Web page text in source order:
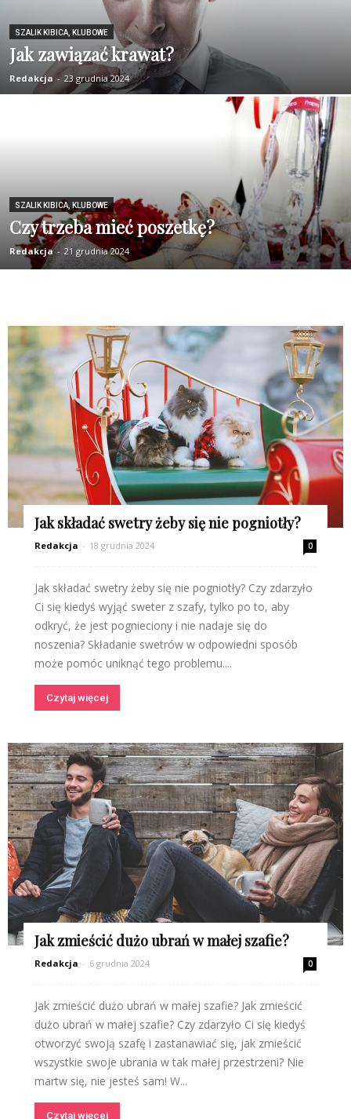
SZALIK KIBICA, KLUBOWE
Jak zawiązać krawat?
Redakcja - 23 grudnia 2024
SZALIK KIBICA, KLUBOWE
Czy trzeba mieć poszetkę?
Redakcja - 21 grudnia 2024
Jak składać swetry żeby się nie pogniotły?
Redakcja - 18 grudnia 2024 0
Jak składać swetry żeby się nie pogniotły? Czy zdarzyło
Ci się kiedyś wyjąć sweter z szafy, tylko po to, aby
odkryć, że jest pognieciony i nie nadaje się do
noszenia? Składanie swetrów w odpowiedni sposób
może pomóc uniknąć tego problemu....
Czytaj więcej
Jak zmieścić dużo ubrań w małej szafie?
Redakcja - 6 grudnia 2024 0
Jak zmieścić dużo ubrań w małej szafie? Jak zmieścić
dużo ubrań w małej szafie? Czy zdarzyło Ci się kiedyś
otworzyć swoją szafę i zastanawiać się, jak zmieścić
wszystkie swoje ubrania w tak małej przestrzeni? Nie
martw się, nie jesteś sam! W...
Czytaj więcej